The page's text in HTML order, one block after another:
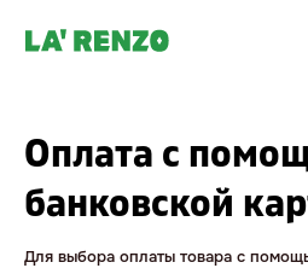
Оплата с
банковской
Для выбора оплаты товара с